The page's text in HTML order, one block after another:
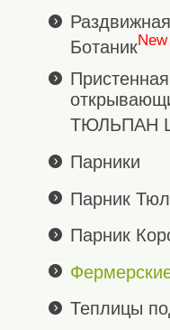
БотаникNew
ТЮЛЬПАН
Парники
Парник
Парник
Теплицы